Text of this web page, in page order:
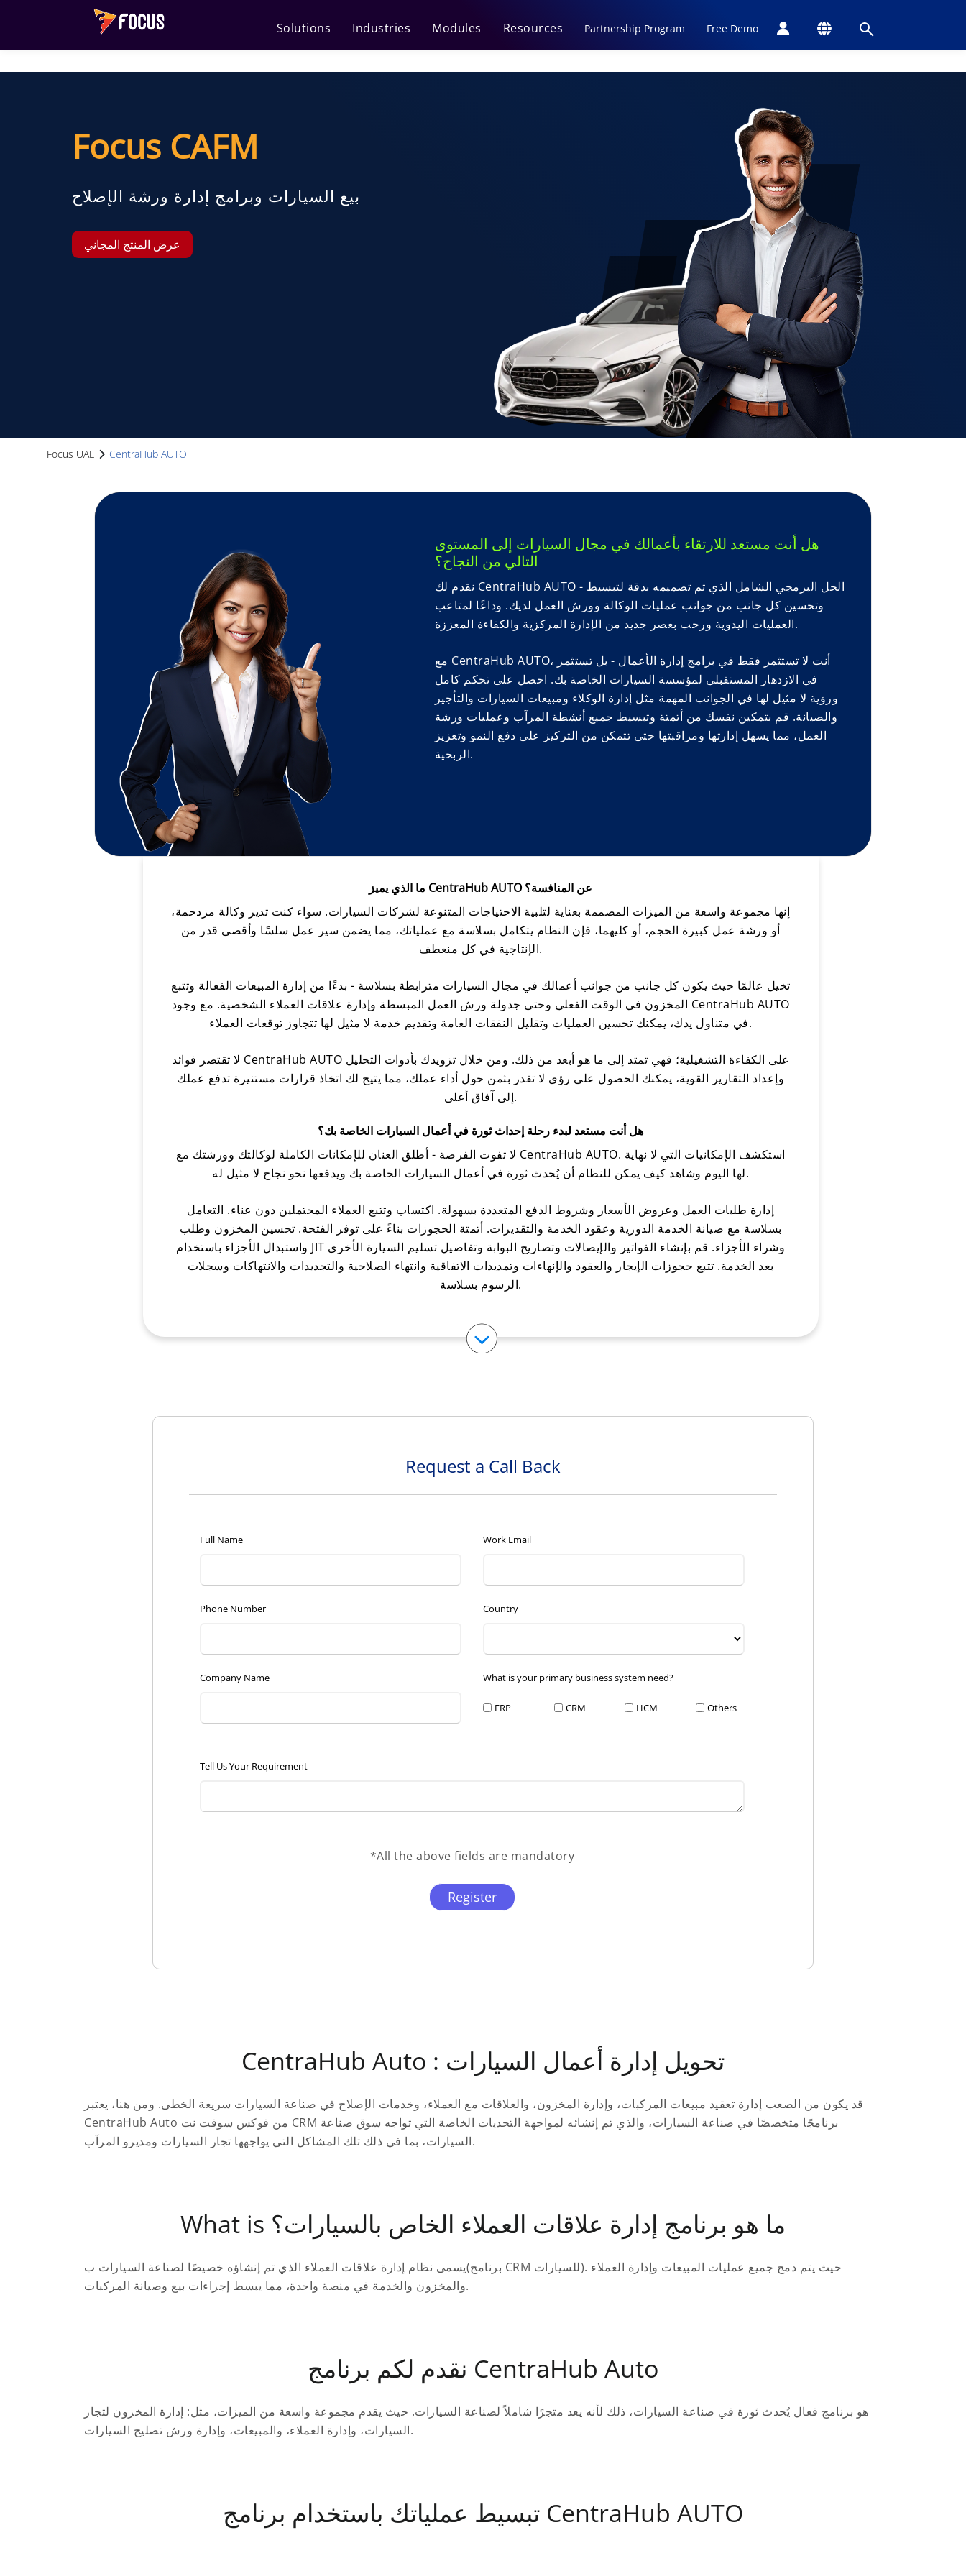
Solutions Industries Modules Resources Partnership Program Free Demo
Focus CAFM
بيع السيارات وبرامج إدارة ورشة الإصلاح
عرض المنتج المجاني
Focus UAE CentraHub AUTO
هل أنت مستعد للارتقاء بأعمالك في مجال السيارات إلى المستوى
التالي من النجاح؟
نقدم لك CentraHub AUTO - الحل البرمجي الشامل الذي تم تصميمه بدقة لتبسيط
وتحسين كل جانب من جوانب عمليات الوكالة وورش العمل لديك. وداعًا لمتاعب
العمليات اليدوية ورحب بعصر جديد من الإدارة المركزية والكفاءة المعززة.
مع CentraHub AUTO، أنت لا تستثمر فقط في برامج إدارة الأعمال - بل تستثمر
في الازدهار المستقبلي لمؤسسة السيارات الخاصة بك. احصل على تحكم كامل
ورؤية لا مثيل لها في الجوانب المهمة مثل إدارة الوكلاء ومبيعات السيارات والتأجير
والصيانة. قم بتمكين نفسك من أتمتة وتبسيط جميع أنشطة المرآب وعمليات ورشة
العمل، مما يسهل إدارتها ومراقبتها حتى تتمكن من التركيز على دفع النمو وتعزيز
الربحية.
ما الذي يميز CentraHub AUTO عن المنافسة؟
إنها مجموعة واسعة من الميزات المصممة بعناية لتلبية الاحتياجات المتنوعة لشركات السيارات. سواء كنت تدير وكالة مزدحمة،
أو ورشة عمل كبيرة الحجم، أو كليهما، فإن النظام يتكامل بسلاسة مع عملياتك، مما يضمن سير عمل سلسًا وأقصى قدر من
الإنتاجية في كل منعطف.
تخيل عالمًا حيث يكون كل جانب من جوانب أعمالك في مجال السيارات مترابطة بسلاسة - بدءًا من إدارة المبيعات الفعالة وتتبع
المخزون في الوقت الفعلي وحتى جدولة ورش العمل المبسطة وإدارة علاقات العملاء الشخصية. مع وجود CentraHub AUTO
في متناول يدك، يمكنك تحسين العمليات وتقليل النفقات العامة وتقديم خدمة لا مثيل لها تتجاوز توقعات العملاء.
لا تقتصر فوائد CentraHub AUTO على الكفاءة التشغيلية؛ فهي تمتد إلى ما هو أبعد من ذلك. ومن خلال تزويدك بأدوات التحليل
وإعداد التقارير القوية، يمكنك الحصول على رؤى لا تقدر بثمن حول أداء عملك، مما يتيح لك اتخاذ قرارات مستنيرة تدفع عملك
إلى آفاق أعلى.
هل أنت مستعد لبدء رحلة إحداث ثورة في أعمال السيارات الخاصة بك؟
لا تفوت الفرصة - أطلق العنان للإمكانات الكاملة لوكالتك وورشتك مع CentraHub AUTO. استكشف الإمكانيات التي لا نهاية
لها اليوم وشاهد كيف يمكن للنظام أن يُحدث ثورة في أعمال السيارات الخاصة بك ويدفعها نحو نجاح لا مثيل له.
إدارة طلبات العمل وعروض الأسعار وشروط الدفع المتعددة بسهولة. اكتساب وتتبع العملاء المحتملين دون عناء. التعامل
بسلاسة مع صيانة الخدمة الدورية وعقود الخدمة والتقديرات. أتمتة الحجوزات بناءً على توفر الفتحة. تحسين المخزون وطلب
واستبدال الأجزاء باستخدام JIT وشراء الأجزاء. قم بإنشاء الفواتير والإيصالات وتصاريح البوابة وتفاصيل تسليم السيارة الأخرى
بعد الخدمة. تتبع حجوزات الإيجار والعقود والإنهاءات وتمديدات الاتفاقية وانتهاء الصلاحية والتجديدات والانتهاكات وسجلات
الرسوم بسلاسة.
Request a Call Back
Full Name Work Email
Phone Number Country
Company Name What is your primary business system need?
ERP CRM HCM Others
Tell Us Your Requirement
*All the above fields are mandatory
CentraHub Auto : تحويل إدارة أعمال السيارات
قد يكون من الصعب إدارة تعقيد مبيعات المركبات، وإدارة المخزون، والعلاقات مع العملاء، وخدمات الإصلاح في صناعة السيارات سريعة الخطى. ومن هنا، يعتبر
CentraHub Auto من فوكس سوفت نت CRM برنامجًا متخصصًا في صناعة السيارات، والذي تم إنشائه لمواجهة التحديات الخاصة التي تواجه سوق صناعة
السيارات، بما في ذلك تلك المشاكل التي يواجهها تجار السيارات ومديرو المرآب.
What is ما هو برنامج إدارة علاقات العملاء الخاص بالسيارات؟
يسمى نظام إدارة علاقات العملاء الذي تم إنشاؤه خصيصًا لصناعة السيارات ب(برنامج CRM للسيارات). حيث يتم دمج جميع عمليات المبيعات وإدارة العملاء
والمخزون والخدمة في منصة واحدة، مما يبسط إجراءات بيع وصيانة المركبات.
نقدم لكم برنامج CentraHub Auto
هو برنامج فعال يُحدث ثورة في صناعة السيارات، ذلك لأنه يعد متجرًا شاملاً لصناعة السيارات. حيث يقدم مجموعة واسعة من الميزات، مثل: إدارة المخزون لتجار
السيارات، وإدارة العملاء، والمبيعات، وإدارة ورش تصليح السيارات.
تبسيط عملياتك باستخدام برنامج CentraHub AUTO